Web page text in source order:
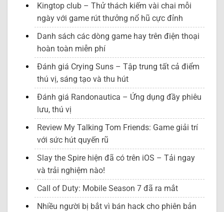
Kingtop club – Thử thách kiếm vài chai mỗi
ngày với game rút thưởng nổ hũ cực đỉnh
Danh sách các dòng game hay trên điện thoại
hoàn toàn miễn phí
Đánh giá Crying Suns – Tập trung tất cả điểm
thú vị, sáng tạo và thu hút
Đánh giá Randonautica – Ứng dụng đầy phiêu
lưu, thú vị
Review My Talking Tom Friends: Game giải trí
với sức hút quyến rũ
Slay the Spire hiện đã có trên iOS – Tải ngay
và trải nghiệm nào!
Call of Duty: Mobile Season 7 đã ra mắt
Nhiều người bị bắt vì bán hack cho phiên bản